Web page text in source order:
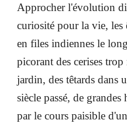
Approcher l'évolution
curiosité pour la vie, les
en files indiennes le
picorant des cerises
jardin, des têtards dans
siècle passé, de
par le cours paisible